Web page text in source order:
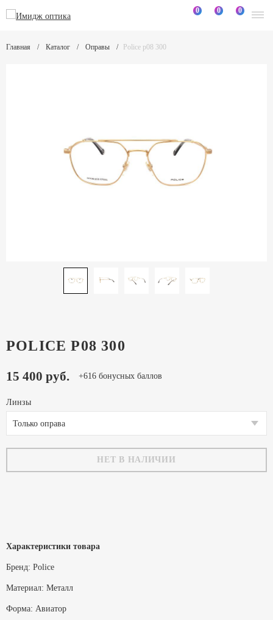
0 0 0
Главная Каталог Оправы Police p08 300
POLICE P08 300
15 400 руб. +616 бонусных баллов
Линзы
Только оправа
НЕТ В НАЛИЧИИ
Характеристики товара
Бренд: Police
Материал: Металл
Форма: Авиатор